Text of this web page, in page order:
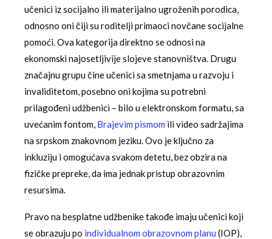
učenici iz socijalno ili materijalno ugroženih porodica,
odnosno oni čiji su roditelji primaoci novčane socijalne
pomoći. Ova kategorija direktno se odnosi na
ekonomski najosetljivije slojeve stanovništva. Drugu
značajnu grupu čine učenici sa smetnjama u razvoju i
invaliditetom, posebno oni kojima su potrebni
prilagođeni udžbenici – bilo u elektronskom formatu, sa
uvećanim fontom, Brajevim pismom ili video sadržajima
na srpskom znakovnom jeziku. Ovo je ključno za
inkluziju i omogućava svakom detetu, bez obzira na
fizičke prepreke, da ima jednak pristup obrazovnim
resursima.
Pravo na besplatne udžbenike takođe imaju učenici koji
se obrazuju po individualnom obrazovnom planu (IOP),